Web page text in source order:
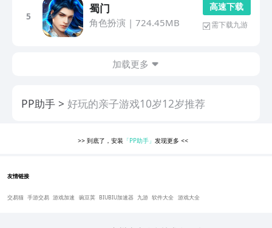
5
蜀门
角色扮演 | 724.45MB
高 速 下 载
需下载九游
加载更多
PP助手 好玩的亲子游戏10岁12岁推荐
>> 到底了，安装 「PP助手」发现更多<<
友情链接
交易猫 手游交易 游戏加速 豌豆荚 BIUBIU加速器 九游 软件大全 游戏大全